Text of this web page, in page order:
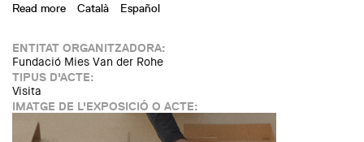
Read more about Presentation to teachers of our educational activity
Català Español
ENTITAT ORGANITZADORA:
Fundació Mies Van der Rohe
TIPUS D'ACTE:
Visita
IMATGE DE L'EXPOSICIÓ O ACTE: